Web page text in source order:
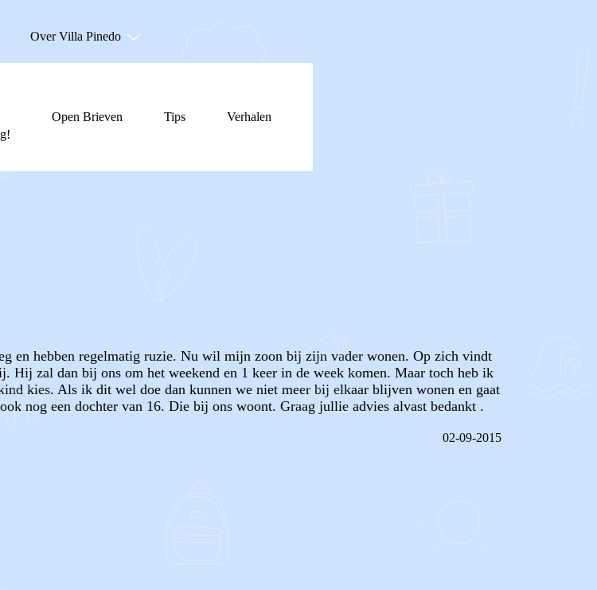
Over Villa Pinedo
Open Brieven Tips Verhalen
en hebben regelmatig ruzie. Nu wil mijn zoon bij zijn vader wonen. Op zich vindt
zal dan bij ons om het weekend en 1 keer in de week komen. Maar toch heb ik
kies. Als ik dit wel doe dan kunnen we niet meer bij elkaar blijven wonen en gaat
nog een dochter van 16. Die bij ons woont. Graag jullie advies alvast bedankt .
02-09-2015